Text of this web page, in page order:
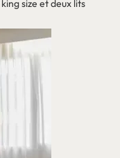
size et deux lits